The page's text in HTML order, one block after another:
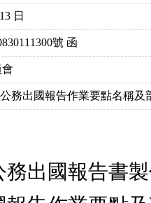
日
號 函
務出國報告作業要點名稱及
出國報告書